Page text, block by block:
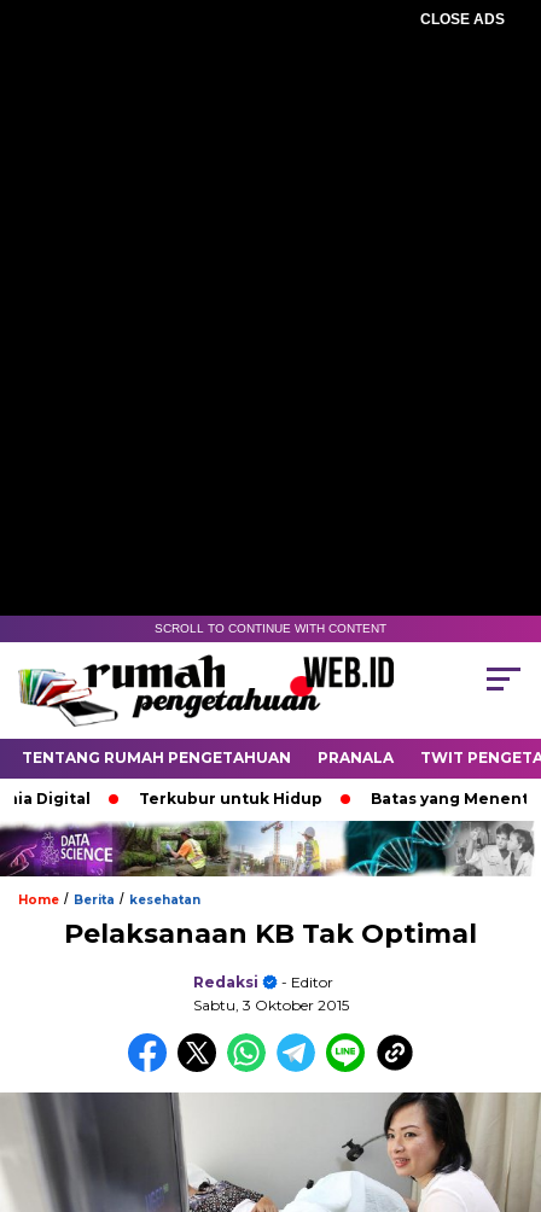
CLOSE ADS
SCROLL TO CONTINUE WITH CONTENT
TENTANG RUMAH PENGETAHUAN PRANALA TWIT
Terkubur untuk Hidup Batas yang Menentukan
Home / Berita / kesehatan
Pelaksanaan KB Tak Optimal
Redaksi
- Editor
Sabtu, 3 Oktober 2015